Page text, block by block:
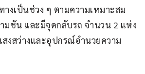
งเป็นช่วง ๆ ตามความเหมาะสม
มชัน และมีจุดกลับรถ จำนวน 2 แห่ง
งสว่างและอุปกรณ์อำนวยความ